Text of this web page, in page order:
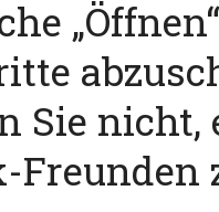
Sie
Freunden